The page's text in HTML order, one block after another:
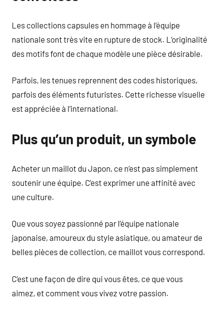
Les collections capsules en hommage à l’équipe
nationale sont très vite en rupture de stock. L’originalité
des motifs font de chaque modèle une pièce désirable.
Parfois, les tenues reprennent des codes historiques,
parfois des éléments futuristes. Cette richesse visuelle
est appréciée à l’international.
Plus qu’un produit, un symbole
Acheter un maillot du Japon, ce n’est pas simplement
soutenir une équipe. C’est exprimer une affinité avec
une culture.
Que vous soyez passionné par l’équipe nationale
japonaise, amoureux du style asiatique, ou amateur de
belles pièces de collection, ce maillot vous correspond.
C’est une façon de dire qui vous êtes, ce que vous
aimez, et comment vous vivez votre passion.